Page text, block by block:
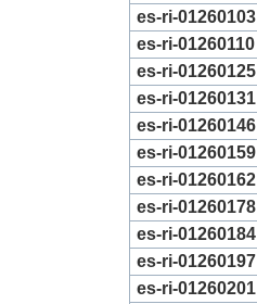
es-ri-01260103
es-ri-01260110
es-ri-01260125
es-ri-01260131
es-ri-01260146
es-ri-01260159
es-ri-01260162
es-ri-01260178
es-ri-01260184
es-ri-01260197
es-ri-01260201